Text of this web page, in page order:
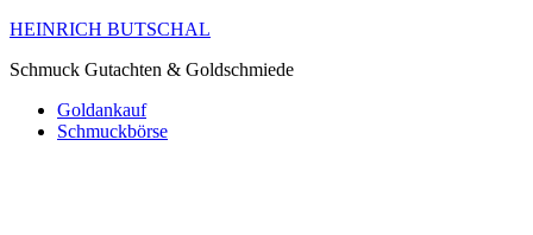
HEINRICH BUTSCHAL
Schmuck Gutachten & Goldschmiede
Goldankauf
Schmuckbörse